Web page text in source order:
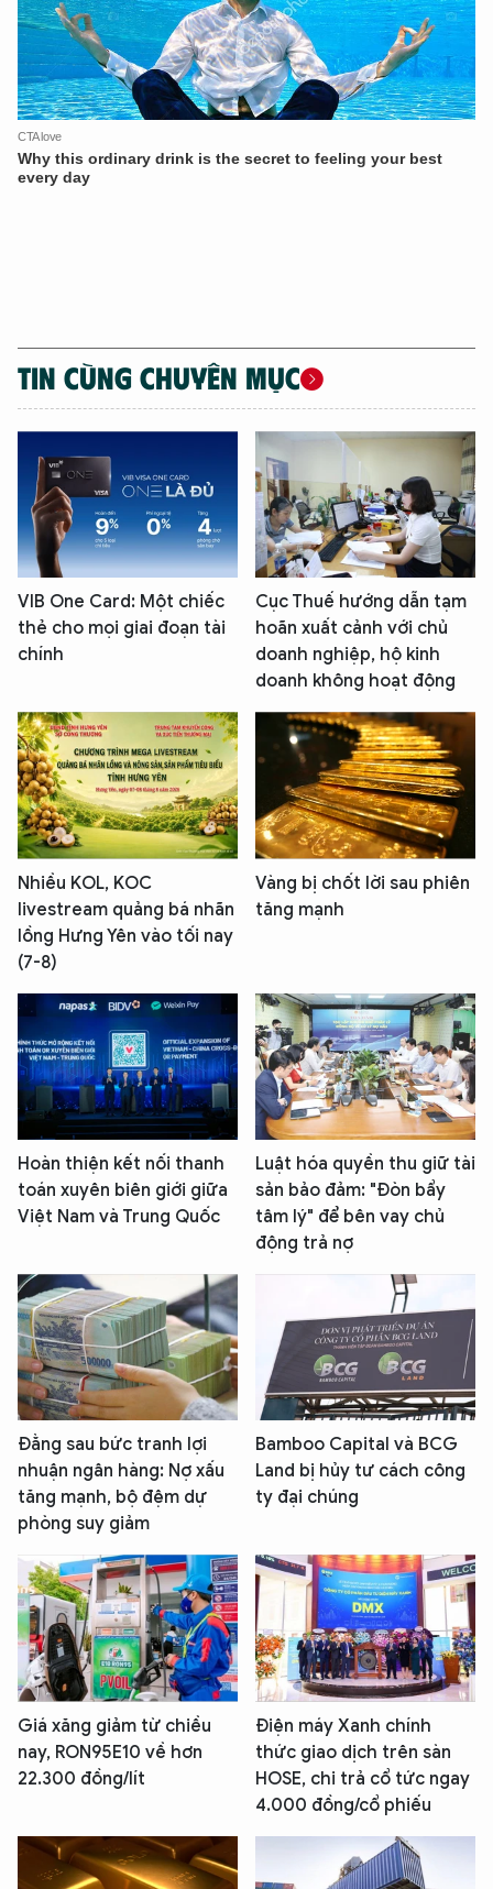
TIN CÙNG CHUYÊN MỤC
VIB One Card: Một chiếc
thẻ cho mọi giai đoạn tài
chính
Cục Thuế hướng dẫn tạm
hoãn xuất cảnh với chủ
doanh nghiệp, hộ kinh
doanh không hoạt động
Nhiều KOL, KOC
livestream quảng bá nhãn
lồng Hưng Yên vào tối nay
(7-8)
Vàng bị chốt lời sau phiên
tăng mạnh
Hoàn thiện kết nối thanh
toán xuyên biên giới giữa
Việt Nam và Trung Quốc
Luật hóa quyền thu giữ tài
sản bảo đảm: "Đòn bẩy
tâm lý" để bên vay chủ
động trả nợ
Đằng sau bức tranh lợi
nhuận ngân hàng: Nợ xấu
tăng mạnh, bộ đệm dự
phòng suy giảm
Bamboo Capital và BCG
Land bị hủy tư cách công
ty đại chúng
Giá xăng giảm từ chiều
nay, RON95E10 về hơn
22.300 đồng/lít
Điện máy Xanh chính
thức giao dịch trên sàn
HOSE, chi trả cổ tức ngay
4.000 đồng/cổ phiếu